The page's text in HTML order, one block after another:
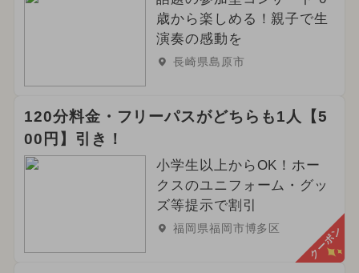
歳から楽しめる！親子で生
演奏の感動を
長崎県島原市
120分料金・フリーパスがどちらも1人【5
00円】引き！
小学生以上からOK！ホー
クスのユニフォーム・グッ
ズ等提示で割引
福岡県福岡市博多区 クーポン